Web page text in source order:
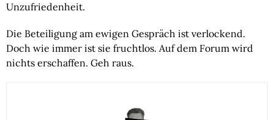
Unzufriedenheit.
Die Beteiligung am ewigen Gespräch ist verlockend.
Doch wie immer ist sie fruchtlos. Auf dem Forum wird
nichts erschaffen. Geh raus.